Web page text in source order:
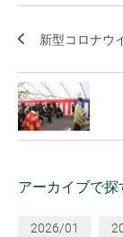
新型コロナウ
アーカイブで探
2026/01